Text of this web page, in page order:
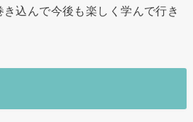
込んで今後も楽しく学んで行き